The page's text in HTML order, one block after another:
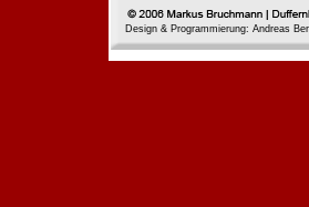
Design & Programmierung: Andreas